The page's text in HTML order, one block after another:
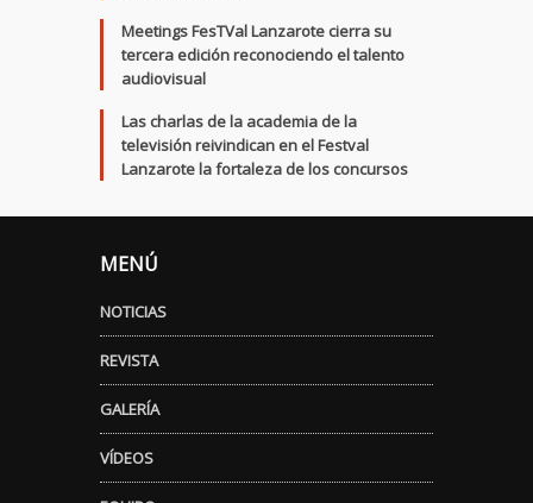
Meetings FesTVal Lanzarote cierra su
tercera edición reconociendo el talento
audiovisual
Las charlas de la academia de la
televisión reivindican en el Festval
Lanzarote la fortaleza de los concursos
MENÚ
NOTICIAS
REVISTA
GALERÍA
VÍDEOS